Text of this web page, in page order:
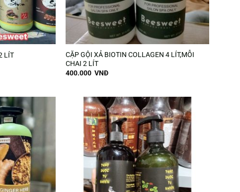
LÍT
CẶP GỘI XẢ BIOTIN COLLAGEN 4 LÍT,MỖI
CHAI 2 LÍT
400.000 VNĐ